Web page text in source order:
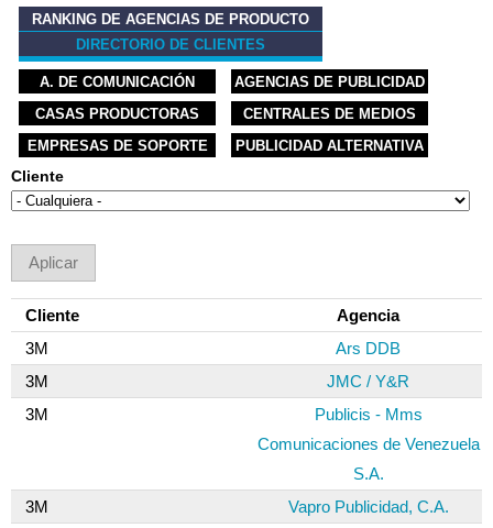
RANKING DE AGENCIAS DE PRODUCTO
DIRECTORIO DE CLIENTES
A. DE COMUNICACIÓN
AGENCIAS DE PUBLICIDAD
CASAS PRODUCTORAS
CENTRALES DE MEDIOS
EMPRESAS DE SOPORTE
PUBLICIDAD ALTERNATIVA
Cliente
Cliente
Agencia
3M
Ars DDB
3M
JMC / Y&R
3M
Publicis - Mms
Comunicaciones de Venezuela
S.A.
3M
Vapro Publicidad, C.A.